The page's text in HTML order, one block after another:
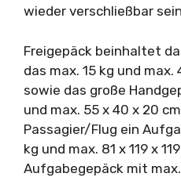
wieder verschließbar
Freigepäck beinhaltet
das max. 15 kg und
sowie das große
und max. 55 x 40 x 20
Passagier/Flug ein
kg und max. 81 x 119 x
Aufgabegepäck mit max.